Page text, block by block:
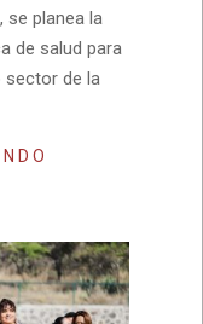
se planea la
de salud para
sector de la